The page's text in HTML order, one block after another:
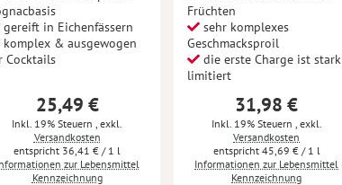
gereift in Eichenfässern
komplex & ausgewogen
Cocktails
25,49 €
Inkl. 19% Steuern
exkl.
Versandkosten
36,41 € / 1 l
zur Lebensmittel
Kennzeichnung
Früchten
sehr komplexes
Geschmacksproil
die erste Charge ist stark
limitiert
31,98 €
Inkl. 19% Steuern exkl.
Versandkosten
45,69 € / 1 l
Informationen zur Lebensmittel
Kennzeichnung